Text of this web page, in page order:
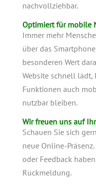
nachvollziehbar.
Optimiert für mobile
Immer mehr
über das
besonderen Wert
Website schnell
Funktionen auch
nutzbar bleiben.
Wir freuen uns auf
Schauen Sie sich
neue Online-
oder Feedback
Rückmeldung.